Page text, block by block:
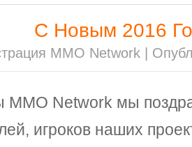
С Новым 2016
MMO Network |
MMO Network мы
игроков наших